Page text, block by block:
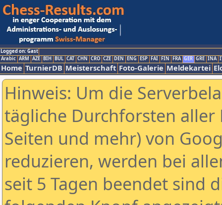
Logged on: Gast
Arabic ARM AZE BIH BUL CAT CHN CRO CZE DEN ENG ESP FAI FIN FRA GER GRE INA
Home TurnierDB Meisterschaft Foto-Galerie Meldekartei
Hinweis: Um die
tägliche Durchforsten aller
Seiten und mehr) von
reduzieren, werden bei
seit 5 Tagen beendet sind